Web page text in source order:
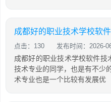
成都好的职业技术学校软
点击：130 发布时间：2026-
成都好的职业技术学校软件
技术专业的同学，也是有不少
术专业也是一个比较有发展优